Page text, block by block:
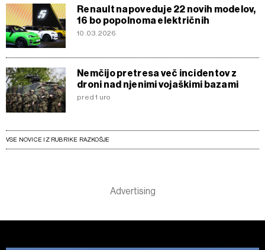
Renault napoveduje 22 novih modelov,
16 bo popolnoma električnih
10.03.2026
Nemčijo pretresa več incidentov z
droni nad njenimi vojaškimi bazami
pred 1 uro
VSE NOVICE IZ RUBRIKE RAZKOŠJE